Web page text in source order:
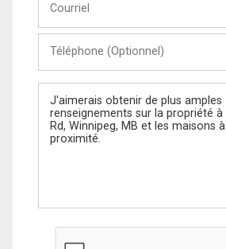
(Optionnel)
Message